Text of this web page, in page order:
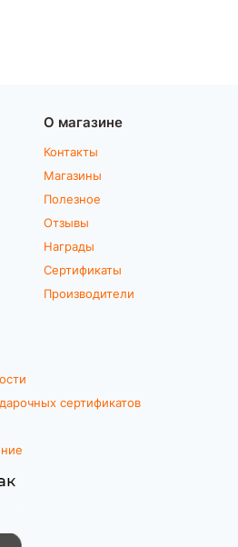
О магазине
Контакты
Магазины
Полезное
Отзывы
Награды
Сертификаты
Производители
сертификатов